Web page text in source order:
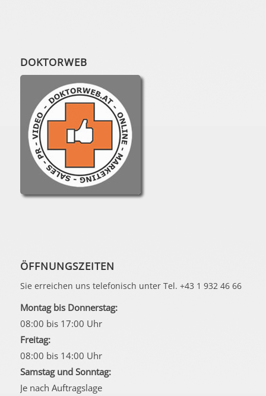
DOKTORWEB
ÖFFNUNGSZEITEN
Sie erreichen uns telefonisch unter Tel. +43 1 932 46 66
Montag bis Donnerstag:
08:00 bis 17:00 Uhr
Freitag:
08:00 bis 14:00 Uhr
Samstag und Sonntag:
Je nach Auftragslage